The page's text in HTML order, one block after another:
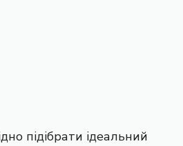
підібрати ідеальний